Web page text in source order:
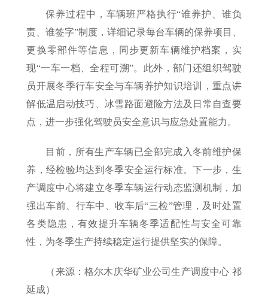
保养过程中，车辆班严格执行“谁养护、谁负
责、谁签字”制度，详细记录每台车辆的保养项目、
更换零部件等信息，同步更新车辆维护档案，实
现“一车一档、全程可溯”。此外，部门还组织驾驶
员开展冬季行车安全与车辆养护知识培训，重点讲
解低温启动技巧、冰雪路面避险方法及日常自查要
点，进一步强化驾驶员安全意识与应急处置能力。
目前，所有生产车辆已全部完成入冬前维护保
养，经检验均达到冬季安全运行标准。下一步，生
产调度中心将建立冬季车辆运行动态监测机制，加
强出车前、行车中、收车后“三检”管理，及时处置
各类隐患，有效提升车辆冬季适配性与安全可靠
性，为冬季生产持续稳定运行提供坚实的保障。
（来源：格尔木庆华矿业公司生产调度中心 祁
延成）